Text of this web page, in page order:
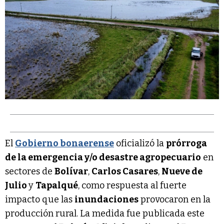
El Gobierno bonaerense oficializó la prórroga
de la emergencia y/o desastre agropecuario en
sectores de Bolívar, Carlos Casares, Nueve de
Julioy Tapalqué, como respuesta al fuerte
impacto que las inundacionesprovocaron en la
producción rural. La medida fue publicada este